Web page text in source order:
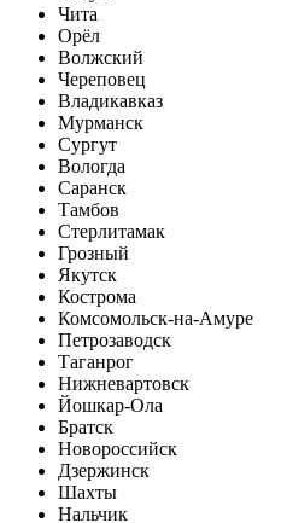
Чита
Орёл
Волжский
Череповец
Владикавказ
Мурманск
Сургут
Вологда
Саранск
Тамбов
Стерлитамак
Грозный
Якутск
Кострома
Комсомольск-на-Амуре
Петрозаводск
Таганрог
Нижневартовск
Йошкар-Ола
Братск
Новороссийск
Дзержинск
Шахты
Нальчик